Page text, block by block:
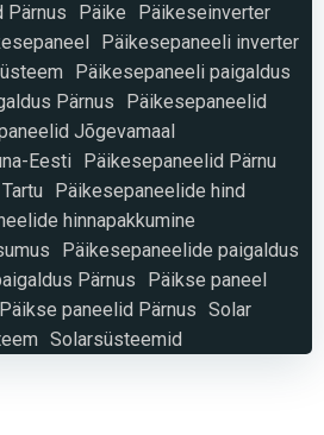
Pärnus Päike
Päikeseinverter
Päikesepaneeli inverter
Päikesepaneeli paigaldus
Pärnus
Päikesepaneelid
Jõgevamaal
Eesti
Päikesepaneelid Pärnu
Päikesepaneelide hind
hinnapakkumine
Päikesepaneelide paigaldus
Pärnus
Päikse paneel
Päikse paneelid Pärnus Solar
Solarsüsteemid